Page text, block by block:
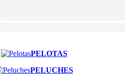
PELOTAS
PELUCHES